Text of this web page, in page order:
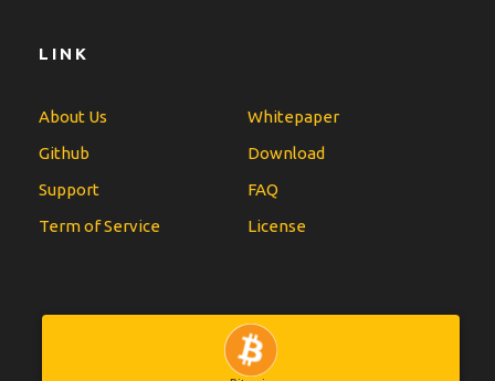
LINK
About Us
Whitepaper
Github
Download
Support
FAQ
Term of Service
License